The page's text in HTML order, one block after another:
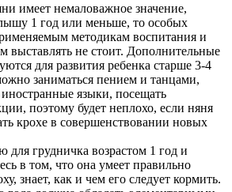
имеет немаловажное значение,
1 год или меньше, то особых
методикам воспитания и
выставлять не стоит. Дополнительные
для развития ребенка старше 3-4
заниматься пением и танцами,
иностранные языки, посещать
поэтому будет неплохо, если няня
крохе в совершенствовании новых
для грудничка возрастом 1 год и
в том, что она умеет правильно
знает, как и чем его следует кормить.